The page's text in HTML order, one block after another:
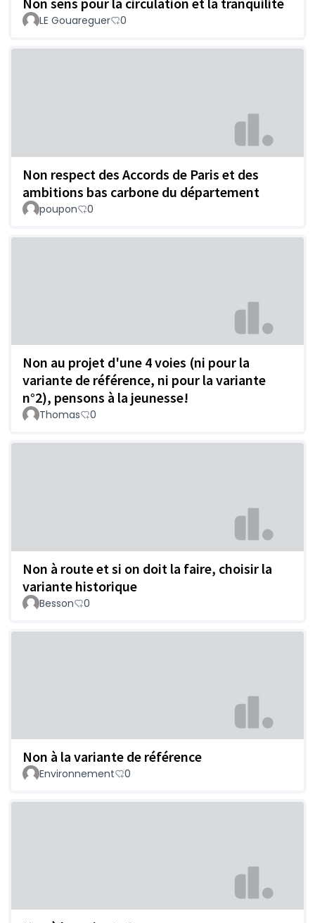
LE Gouareguer 0
Non respect des Accords de Paris et des
ambitions bas carbone du département
poupon 0
Non au projet d'une 4 voies (ni pour la
variante de référence, ni pour la variante
n°2), pensons à la jeunesse!
Thomas 0
Non à route et si on doit la faire, choisir la
variante historique
Besson 0
Non à la variante de référence
Environnement 0